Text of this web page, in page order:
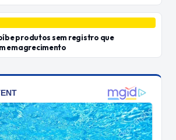
produtos sem registro que
emagrecimento